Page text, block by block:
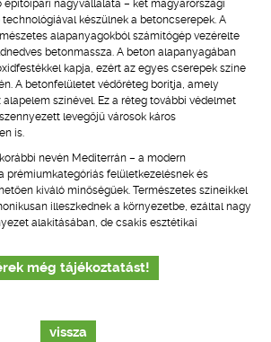
nagyvállalata – két magyarországi
készülnek a betoncserepek. A
alapanyagokból számítógép vezérelte
betonmassza. A beton alapanyagában
kapja, ezért az egyes cserepek színe
A betonfelületet védőréteg borítja, amely
színével. Ez a réteg további védelmet
levegőjű városok káros
is.
nevén Mediterrán – a modern
prémiumkategóriás felületkezelésnek és
kiváló minőségűek. Természetes színeikkel
illeszkednek a környezetbe, ezáltal nagy
alakításában, de csakis esztétikai
még tájékoztatást!
vissza